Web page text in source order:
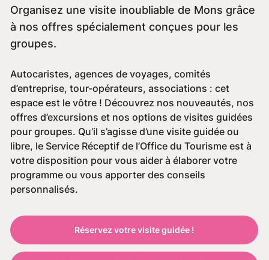
Organisez une visite inoubliable de Mons grâce
à nos offres spécialement conçues pour les
groupes.
Autocaristes, agences de voyages, comités
d’entreprise, tour-opérateurs, associations : cet
espace est le vôtre ! Découvrez nos nouveautés, nos
offres d’excursions et nos options de visites guidées
pour groupes. Qu’il s’agisse d’une visite guidée ou
libre, le Service Réceptif de l’Office du Tourisme est à
votre disposition pour vous aider à élaborer votre
programme ou vous apporter des conseils
personnalisés.
Réservez votre visite guidée !